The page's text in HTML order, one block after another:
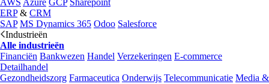
AWS Azure GCP Sharepoint
ERP& CRM
SAP MS Dynamics 365 Odoo Salesforce
Industrieën
Alle industrieën
Financiën Bankwezen Handel Verzekeringen E-commerce
Detailhandel
Gezondheidszorg Farmaceutica Onderwijs Telecommunicatie Media &